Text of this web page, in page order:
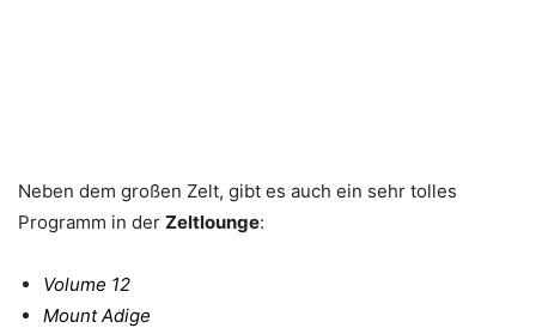
Neben dem großen Zelt, gibt es auch ein sehr tolles
Programm in der Zeltlounge:
Volume 12
Mount Adige